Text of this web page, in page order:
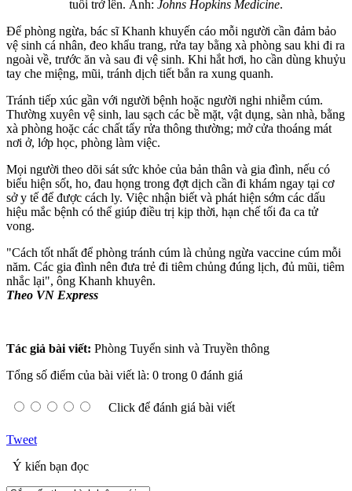
tuổi trở lên. Ảnh: Johns Hopkins Medicine.
Để phòng ngừa, bác sĩ Khanh khuyến cáo mỗi người cần đảm bảo
vệ sinh cá nhân, đeo khẩu trang, rửa tay bằng xà phòng sau khi đi ra
ngoài về, trước ăn và sau đi vệ sinh. Khi hắt hơi, ho cần dùng khuỷu
tay che miệng, mũi, tránh dịch tiết bắn ra xung quanh.
Tránh tiếp xúc gần với người bệnh hoặc người nghi nhiễm cúm.
Thường xuyên vệ sinh, lau sạch các bề mặt, vật dụng, sàn nhà, bằng
xà phòng hoặc các chất tẩy rửa thông thường; mở cửa thoáng mát
nơi ở, lớp học, phòng làm việc.
Mọi người theo dõi sát sức khỏe của bản thân và gia đình, nếu có
biểu hiện sốt, ho, đau họng trong đợt dịch cần đi khám ngay tại cơ
sở y tế để được cách ly. Việc nhận biết và phát hiện sớm các dấu
hiệu mắc bệnh có thể giúp điều trị kịp thời, hạn chế tối đa ca tử
vong.
"Cách tốt nhất để phòng tránh cúm là chủng ngừa vaccine cúm mỗi
năm. Các gia đình nên đưa trẻ đi tiêm chủng đúng lịch, đủ mũi, tiêm
nhắc lại", ông Khanh khuyên.
Theo VN Express
Tác giả bài viết: Phòng Tuyển sinh và Truyền thông
Tổng số điểm của bài viết là: 0 trong 0 đánh giá
Click để đánh giá bài viết
Tweet
Ý kiến bạn đọc